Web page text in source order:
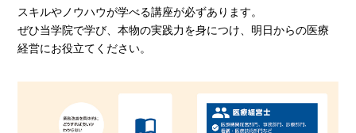
スキルやノウハウが学べる講座が必ずあります。
ぜひ当学院で学び、本物の実践力を身につけ、明日からの医療
経営にお役立てください。